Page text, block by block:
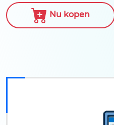
Nu kopen